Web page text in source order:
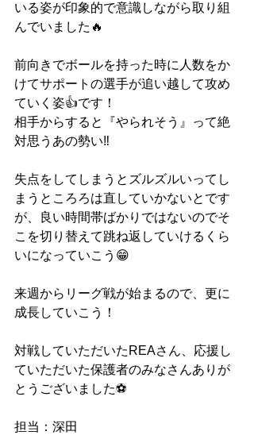
いる姿が印象的で意識しながら取り組
んでいました🔥
前向きでボールを持った時に人数をか
けてサポートの選手が追い越して攻め
ていく姿👍です！
相手からすると『やられそう』って絶
対思うあの勢い‼︎
失点をしてしまうとズルズルいってし
まうところろは直していかないとです
が、良い時間帯ばかりではないのでそ
こを切り替えて跳ね返していけるくら
いになっていこう😁
来週からリーグ戦が始まるので、更に
成長していこう！
対戦していただいたREAさん、応援し
ていただいた保護者のみなさんありが
とうございました⚽️
担当：深田